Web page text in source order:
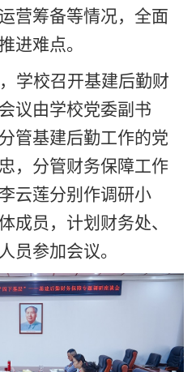
营筹备等情况，全面
进难点。
学校召开基建后勤财
议由学校党委副书
管基建后勤工作的党
，分管财务保障工作
云莲分别作调研小
成员，计划财务处、
员参加会议。